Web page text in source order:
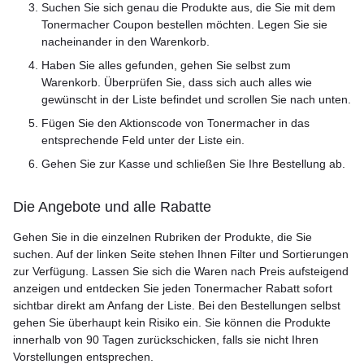
Suchen Sie sich genau die Produkte aus, die Sie mit dem
Tonermacher Coupon bestellen möchten. Legen Sie sie
nacheinander in den Warenkorb.
Haben Sie alles gefunden, gehen Sie selbst zum
Warenkorb. Überprüfen Sie, dass sich auch alles wie
gewünscht in der Liste befindet und scrollen Sie nach unten.
Fügen Sie den Aktionscode von Tonermacher in das
entsprechende Feld unter der Liste ein.
Gehen Sie zur Kasse und schließen Sie Ihre Bestellung ab.
Die Angebote und alle Rabatte
Gehen Sie in die einzelnen Rubriken der Produkte, die Sie
suchen. Auf der linken Seite stehen Ihnen Filter und Sortierungen
zur Verfügung. Lassen Sie sich die Waren nach Preis aufsteigend
anzeigen und entdecken Sie jeden Tonermacher Rabatt sofort
sichtbar direkt am Anfang der Liste. Bei den Bestellungen selbst
gehen Sie überhaupt kein Risiko ein. Sie können die Produkte
innerhalb von 90 Tagen zurückschicken, falls sie nicht Ihren
Vorstellungen entsprechen.